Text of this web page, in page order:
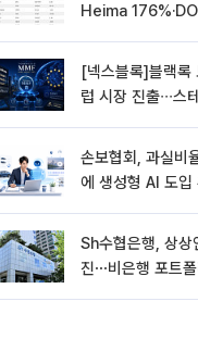
Heima
[넥스블록]블랙
럽 시장 진출∙∙∙스
손보협회, 과실비
에 생성형 AI 도입
Sh수협은행, 상상
진⋯비은행 포트